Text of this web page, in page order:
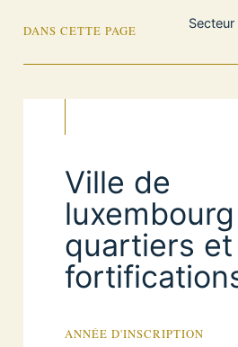
DANS CETTE PAGE
Ville de
quartiers et
ANNÉE D'INSCRIPTION